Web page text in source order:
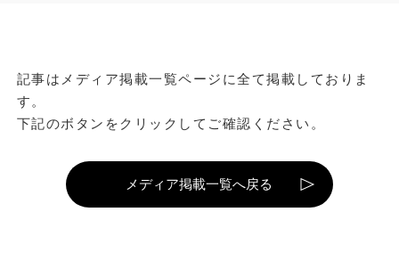
記事はメディア掲載一覧ページに全て掲載しておりま
す。
下記のボタンをクリックしてご確認ください。
メディア掲載一覧へ戻る